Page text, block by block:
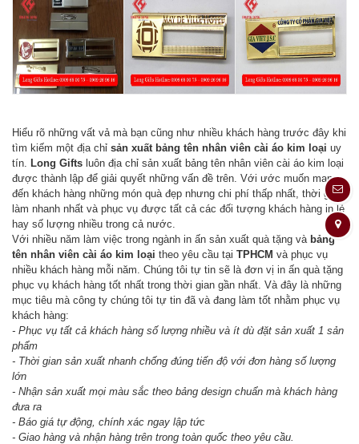
Hiểu rõ những vất vả mà bạn cũng như nhiều khách hàng trước đây khi
tìm kiếm một địa chỉ sản xuất bảng tên nhân viên cài áo kim loại uy
tín. Long Gifts luôn địa chỉ sản xuất bảng tên nhân viên cài áo kim loại
được thành lập để giải quyết những vấn đề trên. Với ước muốn mang
đến khách hàng những món quà đẹp nhưng chi phí thấp nhất, thời gian
làm nhanh nhất và phục vụ được tất cả các đối tượng khách hàng in lẻ
hay số lượng nhiều trong cả nước.
Với nhiều năm làm việc trong ngành in ấn sản xuất quà tặng và bảng
tên nhân viên cài áo kim loại theo yêu cầu tại TPHCM và phục vụ
nhiều khách hàng mỗi năm. Chúng tôi tự tin sẽ là đơn vị in ấn quà tặng
phục vụ khách hàng tốt nhất trong thời gian gần nhất. Và đây là những
mục tiêu mà công ty chúng tôi tự tin đã và đang làm tốt nhằm phục vụ
khách hàng:
- Phục vụ tất cả khách hàng số lượng nhiều và ít dù đặt sản xuất 1 sản
phẩm
- Thời gian sản xuất nhanh chống đúng tiến độ với đơn hàng số lượng
lớn
- Nhận sản xuất mọi màu sắc theo bảng design chuẩn mà khách hàng
đưa ra
- Báo giá tự động, chính xác ngay lập tức
- Giao hàng và nhận hàng trên trong toàn quốc theo yêu cầu.